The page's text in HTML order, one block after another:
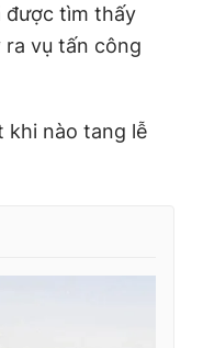
được tìm thấy
ra vụ tấn công
khi nào tang lễ